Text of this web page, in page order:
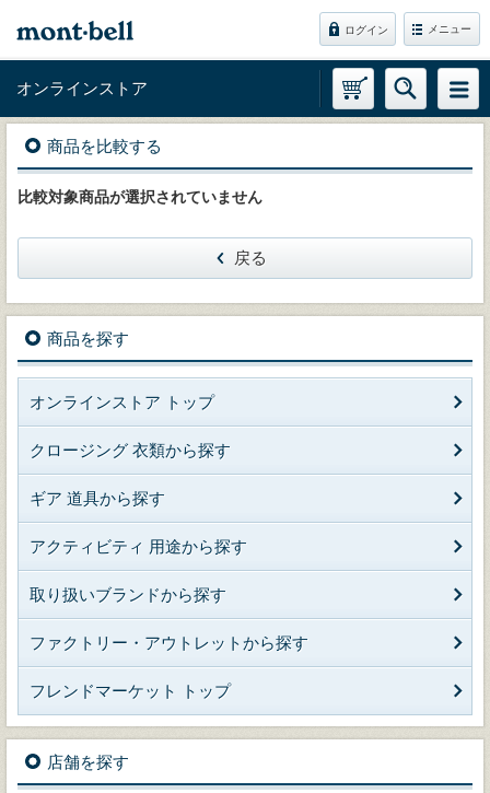
ログイン メニュー
オンラインストア
商品を比較する
比較対象商品が選択されていません
戻る
商品を探す
オンラインストア トップ
クロージング 衣類から探す
ギア 道具から探す
アクティビティ 用途から探す
取り扱いブランドから探す
ファクトリー・アウトレットから探す
フレンドマーケット トップ
店舗を探す